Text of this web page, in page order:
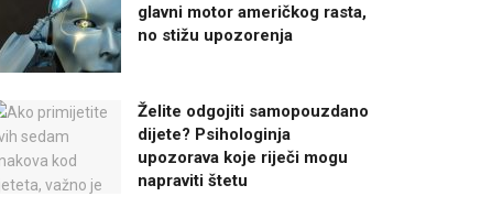
glavni motor američkog rasta,
no stižu upozorenja
Želite odgojiti samopouzdano
dijete? Psihologinja
upozorava koje riječi mogu
napraviti štetu